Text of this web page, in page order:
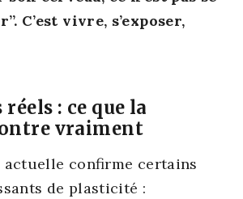
C’est vivre, s’exposer,
: ce que la
vraiment
actuelle confirme cer­tains
de plas­ti­ci­té :